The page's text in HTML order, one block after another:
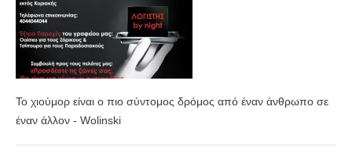
Το χιούμορ είναι ο πιο σύντομος δρόμος από έναν άνθρωπο σε
έναν άλλον - Wolinski